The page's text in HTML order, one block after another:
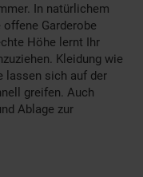
In natürlichem
Garderobe
Höhe lernt Ihr
Kleidung wie
lassen sich auf der
greifen. Auch
Ablage zur